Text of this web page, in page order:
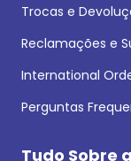
Trocas e
Reclamações e
International
Perguntas
Tudo Sobre